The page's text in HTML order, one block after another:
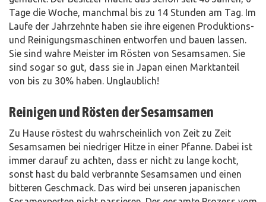
Tage die Woche, manchmal bis zu 14 Stunden am Tag. Im
Laufe der Jahrzehnte haben sie ihre eigenen Produktions-
und Reinigungsmaschinen entworfen und bauen lassen.
Sie sind wahre Meister im Rösten von Sesamsamen. Sie
sind sogar so gut, dass sie in Japan einen Marktanteil
von bis zu 30% haben. Unglaublich!
Reinigen und Rösten der Sesamsamen
Zu Hause röstest du wahrscheinlich von Zeit zu Zeit
Sesamsamen bei niedriger Hitze in einer Pfanne. Dabei ist
immer darauf zu achten, dass er nicht zu lange kocht,
sonst hast du bald verbrannte Sesamsamen und einen
bitteren Geschmack. Das wird bei unseren japanischen